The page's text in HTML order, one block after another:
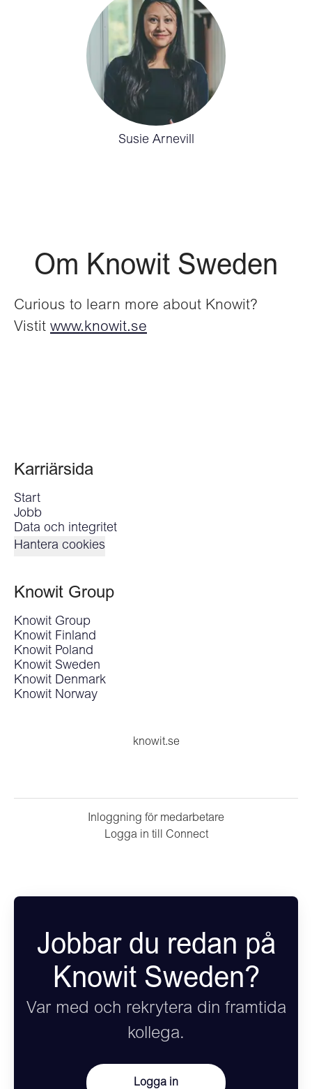
Susie Arnevill
Om Knowit Sweden
Curious to learn more about Knowit?
Vistit www.knowit.se
Karriärsida
Start
Jobb
Data och integritet
Hantera cookies
Knowit Group
Knowit Group
Knowit Finland
Knowit Poland
Knowit Sweden
Knowit Denmark
Knowit Norway
knowit.se
Inloggning för medarbetare
Logga in till Connect
Jobbar du redan på
Knowit Sweden?
Var med och rekrytera din framtida
kollega.
Logga in